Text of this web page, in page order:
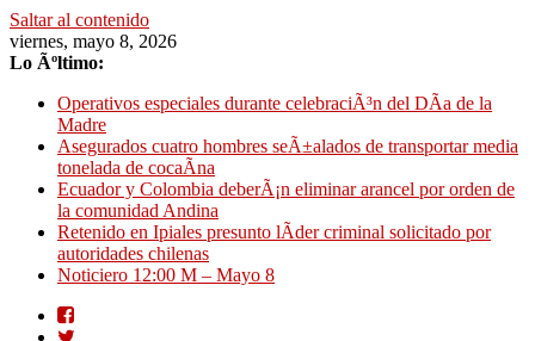
Saltar al contenido
viernes, mayo 8, 2026
Lo Ãºltimo:
Operativos especiales durante celebraciÃ³n del DÃ­a de la
Madre
Asegurados cuatro hombres seÃ±alados de transportar media
tonelada de cocaÃ­na
Ecuador y Colombia deberÃ¡n eliminar arancel por orden de
la comunidad Andina
Retenido en Ipiales presunto lÃ­der criminal solicitado por
autoridades chilenas
Noticiero 12:00 M – Mayo 8